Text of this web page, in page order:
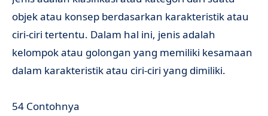
objek atau konsep berdasarkan karakteristik atau
ciri-ciri tertentu. Dalam hal ini, jenis adalah
kelompok atau golongan yang memiliki kesamaan
dalam karakteristik atau ciri-ciri yang dimiliki.
54 Contohnya